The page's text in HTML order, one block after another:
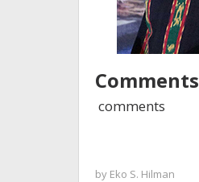
Comments
comments
by Eko S. Hilman